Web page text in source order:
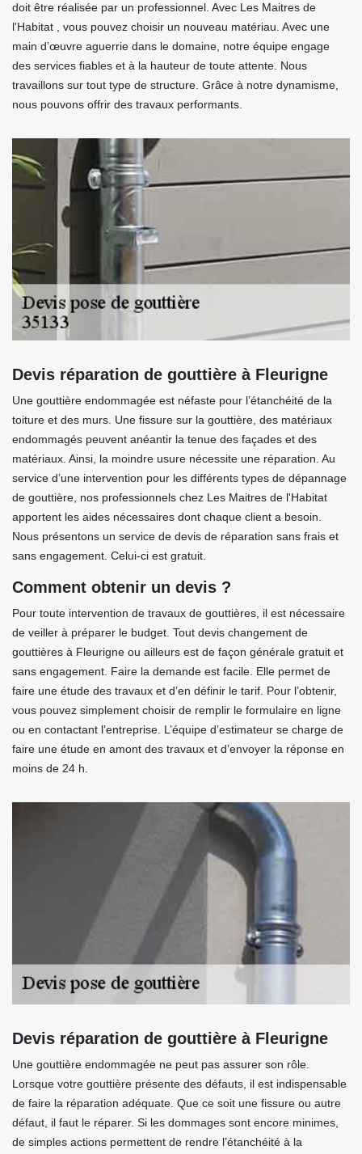
doit être réalisée par un professionnel. Avec Les Maitres de
l'Habitat , vous pouvez choisir un nouveau matériau. Avec une
main d’œuvre aguerrie dans le domaine, notre équipe engage
des services fiables et à la hauteur de toute attente. Nous
travaillons sur tout type de structure. Grâce à notre dynamisme,
nous pouvons offrir des travaux performants.
Devis réparation de gouttière à Fleurigne
Une gouttière endommagée est néfaste pour l’étanchéité de la
toiture et des murs. Une fissure sur la gouttière, des matériaux
endommagés peuvent anéantir la tenue des façades et des
matériaux. Ainsi, la moindre usure nécessite une réparation. Au
service d’une intervention pour les différents types de dépannage
de gouttière, nos professionnels chez Les Maitres de l'Habitat
apportent les aides nécessaires dont chaque client a besoin.
Nous présentons un service de devis de réparation sans frais et
sans engagement. Celui-ci est gratuit.
Comment obtenir un devis ?
Pour toute intervention de travaux de gouttières, il est nécessaire
de veiller à préparer le budget. Tout devis changement de
gouttières à Fleurigne ou ailleurs est de façon générale gratuit et
sans engagement. Faire la demande est facile. Elle permet de
faire une étude des travaux et d’en définir le tarif. Pour l’obtenir,
vous pouvez simplement choisir de remplir le formulaire en ligne
ou en contactant l’entreprise. L’équipe d’estimateur se charge de
faire une étude en amont des travaux et d’envoyer la réponse en
moins de 24 h.
Devis réparation de gouttière à Fleurigne
Une gouttière endommagée ne peut pas assurer son rôle.
Lorsque votre gouttière présente des défauts, il est indispensable
de faire la réparation adéquate. Que ce soit une fissure ou autre
défaut, il faut le réparer. Si les dommages sont encore minimes,
de simples actions permettent de rendre l’étanchéité à la